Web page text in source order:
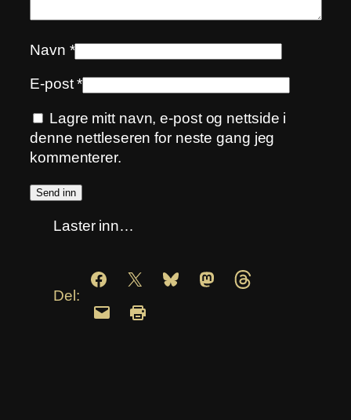
Navn *
E-post*
Lagre mitt navn, e-post og nettside i
denne nettleseren for neste gang jeg
kommenterer.
Laster inn…
Del: